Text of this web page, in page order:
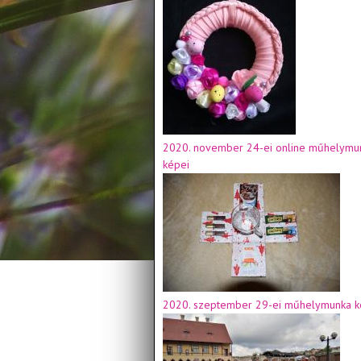
2020. november 24-ei online
képei
2020. szeptember 29-ei műhelymunka